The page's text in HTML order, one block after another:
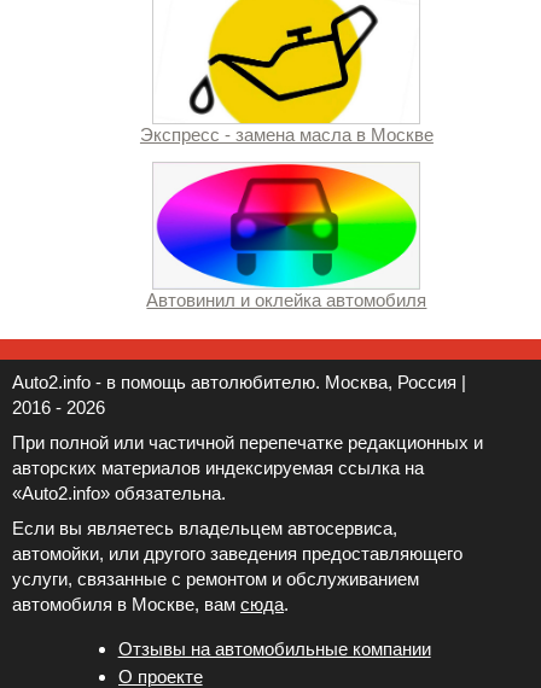
Экспресс - замена масла в Москве
Автовинил и оклейка автомобиля
Auto2.info - в помощь автолюбителю. Москва, Россия |
2016 - 2026
При полной или частичной перепечатке редакционных и
авторских материалов индексируемая ссылка на
«Auto2.info» обязательна.
Если вы являетесь владельцем автосервиса,
автомойки, или другого заведения предоставляющего
услуги, связанные с ремонтом и обслуживанием
автомобиля в Москве, вам сюда.
Отзывы на автомобильные компании